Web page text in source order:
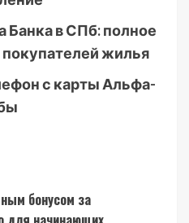
Банка в СПб: полное
жилья
с карты Альфа-
бонусом за